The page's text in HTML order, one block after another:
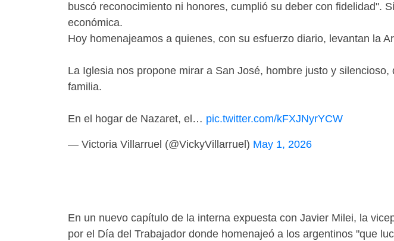
buscó reconocimiento ni honores, cumplió su deber con fidelidad".
económica.
Hoy homenajeamos a quienes, con su esfuerzo diario, levantan la
La Iglesia nos propone mirar a San José, hombre justo y
familia.
En el hogar de Nazaret, el… pic.twitter.com/kFXJNyrYCW
— Victoria Villarruel (@VickyVillarruel) May 1, 2026
En un nuevo capítulo de la interna expuesta con Javier Milei, la
por el Día del Trabajador donde homenajeó a los argentinos "que